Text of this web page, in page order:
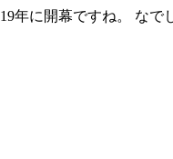
年に開幕ですね。 な